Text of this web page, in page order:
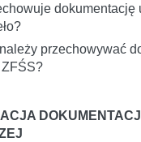
przechowywać
DOKUMENTACJI